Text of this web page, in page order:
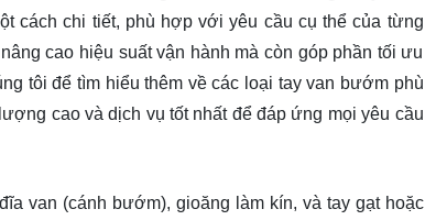
cách chi tiết, phù hợp với yêu cầu cụ thể của từng
cao hiệu suất vận hành mà còn góp phần tối ưu
tôi để tìm hiểu thêm về các loại tay van bướm phù
cao và dịch vụ tốt nhất để đáp ứng mọi yêu cầu
van (cánh bướm), gioăng làm kín, và tay gạt hoặc